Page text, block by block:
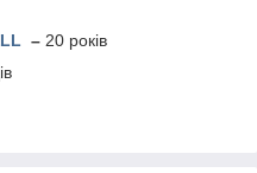
– 20 років